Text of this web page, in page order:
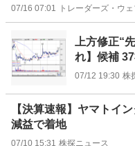
07/16 07:01 トレーダーズ・ウ
上方修正“
れ】候補
07/12 19:30 株
【決算速報】ヤマトイ
減益で着地
07/10 15:31 株探ニュース